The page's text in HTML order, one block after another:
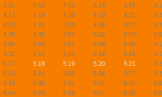
4.11
4.12 4.13 4.14 4.15
4.17
4.18 4.19 4.20 4.21
4.23
4.24 4.25 4.26 4.27
4.29
4.30 5.01 5.02 5.03
5.05
5.06 5.07 5.08 5.09
5.11
5.12 5.13 5.14 5.15
5.17
5.18 5.19 5.20 5.21
5.23
5.24 5.25 5.26 5.27
5.29
5.30 5.31 6.01 6.02
6.04
6.05 6.06 6.07 6.08